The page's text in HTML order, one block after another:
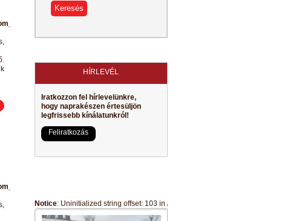
properties/default.php
properties/default.php
Keresés
HÍRLEVÉL
Iratkozzon fel hírlevelünkre,
hogy naprakészen értesüljön
legfrissebb kínálatunkról!
Feliratkozás
Notice: Uninitialized string offset: 103 in /webspace/palaceingatlan.hu/